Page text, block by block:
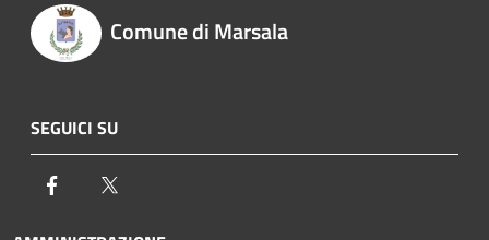
Comune di Marsala
SEGUICI SU
Facebook